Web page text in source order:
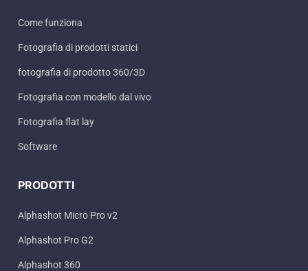
Come funziona
Fotografia di prodotti statici
fotografia di prodotto 360/3D
Fotografia con modello dal vivo
Fotografia flat lay
Software
PRODOTTI
Alphashot Micro Pro v2
Alphashot Pro G2
Alphashot 360